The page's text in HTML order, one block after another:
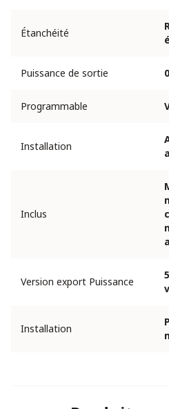
Étanchéité
Puissance de sortie
Programmable
Installation
Inclus
Version export Puissance
Installation